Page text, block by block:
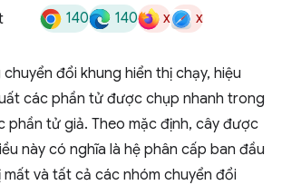
140 140 x x
đổi khung hiển thị chạy, hiệu
các phần tử được chụp nhanh trong
phần tử giả. Theo mặc định, cây được
này có nghĩa là hệ phân cấp ban đầu
và tất cả các nhóm chuyển đổi